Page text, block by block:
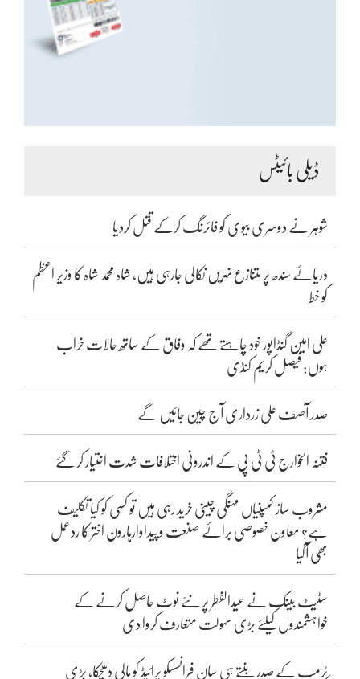
ڈیلی بائیٹس
شوہر نے دوسری بیوی کو فائرنگ کرکے قتل کردیا
دریائے سندھ پر متنازع نہریں نکالی جارہی ہیں، شاہ محمد شاہ کا وزیر اعظم
کو خط
علی امین گنڈاپور خود چاہتے تھے کہ وفاق کے ساتھ حالات خراب
ہوں: فیصل کریم کنڈی
صدر آصف علی زرداری آج چین جائیں گے
فتنہ الخوارج ٹی ٹی پی کے اندرونی اختلافات شدت اختیار کر گئے
مشروب ساز کمپنیاں مہنگی چینی خرید رہی ہیں تو کسی کو کیا تکلیف
ہے؟ معاون خصوصی برائے صنعت و پیداوارہارون اختر کا ردعمل
بھی آگیا
سٹیٹ بینک نے عیدالفطر پر نئے نوٹ حاصل کرنے کے
خواہشمندوں کیلئے بڑی سہولت متعارف کروا دی
ٹرمپ کے صدر بنتے ہی سان فرانسسکو پرائیڈ کو مالی دھچکا، بڑی